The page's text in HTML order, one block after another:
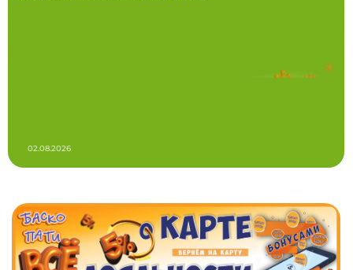
02.08.2026